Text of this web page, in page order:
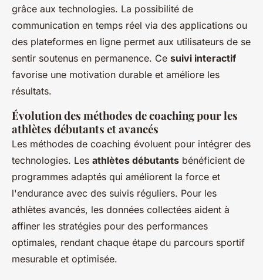
grâce aux technologies. La possibilité de
communication en temps réel via des applications ou
des plateformes en ligne permet aux utilisateurs de se
sentir soutenus en permanence. Ce suivi interactif
favorise une motivation durable et améliore les
résultats.
Évolution des méthodes de coaching pour les
athlètes débutants et avancés
Les méthodes de coaching évoluent pour intégrer des
technologies. Les athlètes débutants bénéficient de
programmes adaptés qui améliorent la force et
l'endurance avec des suivis réguliers. Pour les
athlètes avancés, les données collectées aident à
affiner les stratégies pour des performances
optimales, rendant chaque étape du parcours sportif
mesurable et optimisée.